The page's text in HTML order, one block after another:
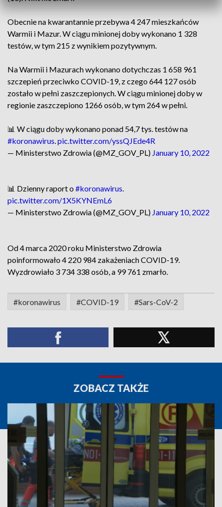
Obecnie na kwarantannie przebywa 4 247 mieszkańców
Warmii i Mazur. W ciągu minionej doby wykonano 1 328
testów, w tym 215 z wynikiem pozytywnym.
Na Warmii i Mazurach wykonano dotychczas 1 658 961
szczepień przeciwko COVID-19, z czego 644 127 osób
zostało w pełni zaszczepionych. W ciągu minionej doby w
regionie zaszczepiono 1266 osób, w tym 264 w pełni.
📊 W ciągu doby wykonano ponad 54,7 tys. testów na
#koronawirus.pic.twitter.com/yssQJEde4R
— Ministerstwo Zdrowia (@MZ_GOV_PL) January 10, 2022
📊 Dzienny raport o #koronawirus.
pic.twitter.com/1X5KYNEmL6
— Ministerstwo Zdrowia (@MZ_GOV_PL) January 10, 2022
Od 4 marca 2020 roku Ministerstwo Zdrowia
poinformowało 4 220 984 zakażeniach COVID-19.
Wyzdrowiało 3 734 338 osób, a 99 761 zmarło.
#koronawirus #COVID-19 #Sars-CoV-2
ZOBACZ TAKŻE